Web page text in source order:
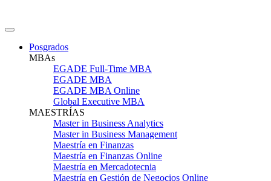
Posgrados
MBAs
EGADE Full-Time MBA
EGADE MBA
EGADE MBA Online
Global Executive MBA
MAESTRÍAS
Master in Business Analytics
Master in Business Management
Maestría en Finanzas
Maestría en Finanzas Online
Maestría en Mercadotecnia
Maestría en Gestión de Negocios Online